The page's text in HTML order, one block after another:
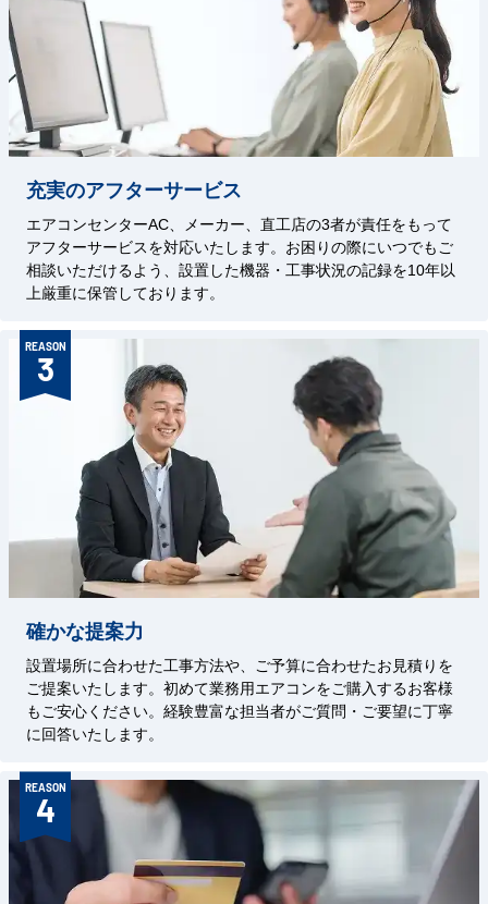
充実のアフターサービス
エアコンセンターAC、メーカー、直工店の3者が責任をもって
アフターサービスを対応いたします。お困りの際にいつでもご
相談いただけるよう、設置した機器・工事状況の記録を10年以
上厳重に保管しております。
REASON
3
確かな提案力
設置場所に合わせた工事方法や、ご予算に合わせたお見積りを
ご提案いたします。初めて業務用エアコンをご購入するお客様
もご安心ください。経験豊富な担当者がご質問・ご要望に丁寧
に回答いたします。
REASON
4